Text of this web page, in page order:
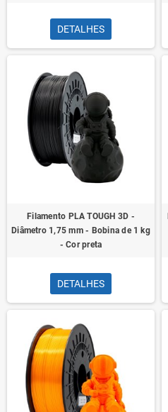
DETALHES
Filamento PLA TOUGH 3D -
Diâmetro 1,75 mm - Bobina de 1 kg
- Cor preta
DETALHES